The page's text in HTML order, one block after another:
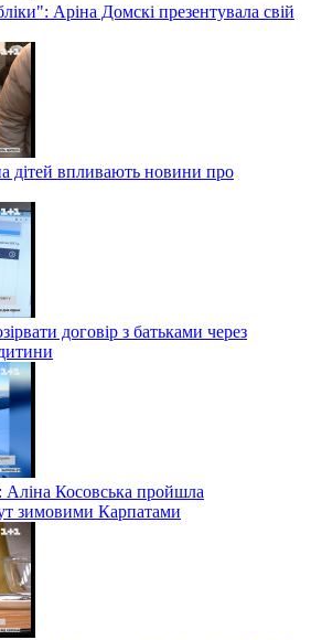
Аріна Домскі презентувала свій
дітей впливають новини про
договір з батьками через
Косовська пройшла
зимовими Карпатами